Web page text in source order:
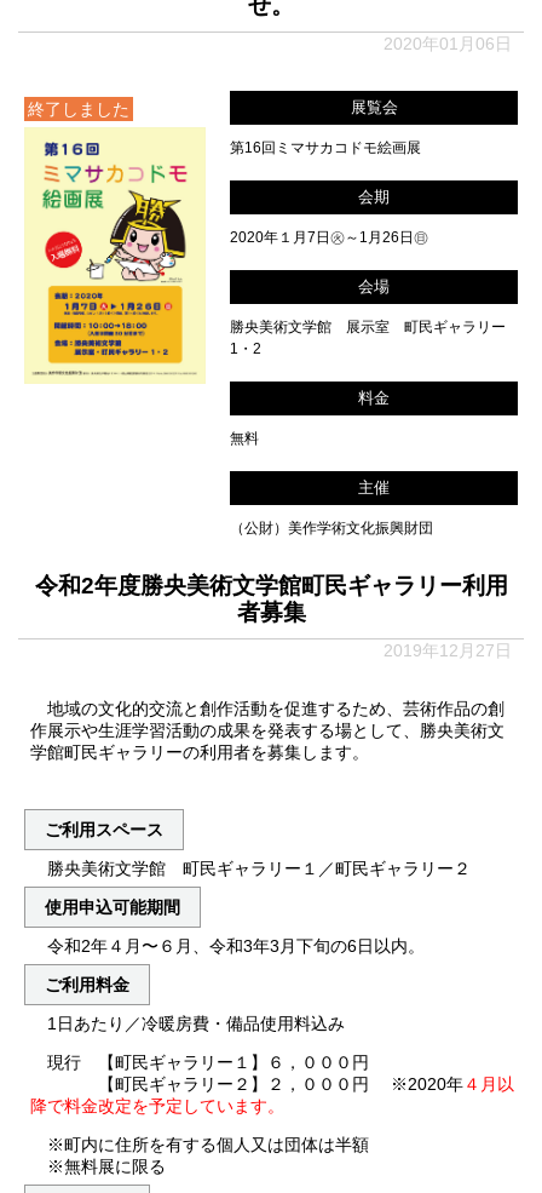
せ。
2020年01月06日
終了しました 展覧会
第16回ミマサカコドモ絵画展
会期
2020年１月7日㊋～1月26日㊐
会場
勝央美術文学館 展示室 町民ギャラリー
1・2
料金
無料
主催
（公財）美作学術文化振興財団
令和2年度勝央美術文学館町民ギャラリー利用
者募集
2019年12月27日
地域の文化的交流と創作活動を促進するため、芸術作品の創
作展示や生涯学習活動の成果を発表する場として、勝央美術文
学館町民ギャラリーの利用者を募集します。
ご利用スペース
勝央美術文学館 町民ギャラリー１／町民ギャラリー２
使用申込可能期間
令和2年４月〜６月、令和3年3月下旬の6日以内。
ご利用料金
1日あたり／冷暖房費・備品使用料込み
現行 【町民ギャラリー１】６，０００円
【町民ギャラリー２】２，０００円 ※2020年４月以
降で料金改定を予定しています。
※町内に住所を有する個人又は団体は半額
※無料展に限る